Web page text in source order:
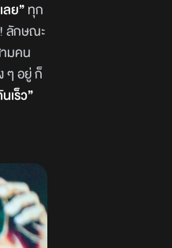
ย”ทุก
ลักษณะ
มคน
ๆ อยู่ ก็
เร็ว”